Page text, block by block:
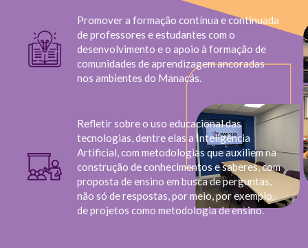
Promover a formação contínua e continuada
de professores e estudantes com o
desenvolvimento e o apoio à formação de
comunidades de aprendizagem ancoradas
nos ambientes do Manacás.
Refletir sobre o uso educacional das
tecnologias, dentre elas a Inteligência
Artificial, com metodologias que auxiliem na
construção de conhecimentos e saberes, com
proposta de ensino em busca de perguntas,
não só de respostas, por meio, por exemplo,
de projetos como metodologia de ensino.